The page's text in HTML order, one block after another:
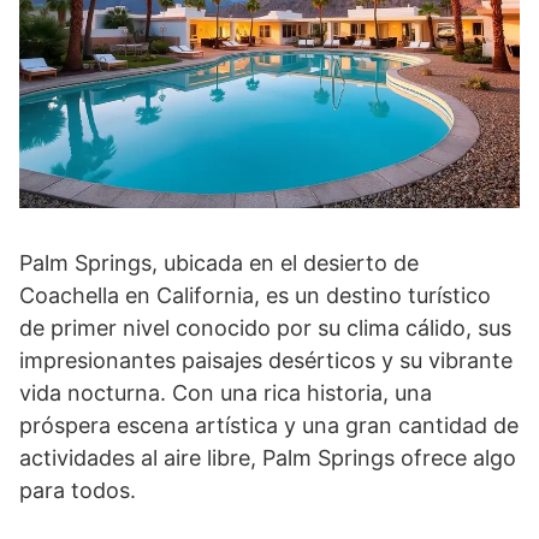
Palm Springs, ubicada en el desierto de
Coachella en California, es un destino turístico
de primer nivel conocido por su clima cálido, sus
impresionantes paisajes desérticos y su vibrante
vida nocturna. Con una rica historia, una
próspera escena artística y una gran cantidad de
actividades al aire libre, Palm Springs ofrece algo
para todos.